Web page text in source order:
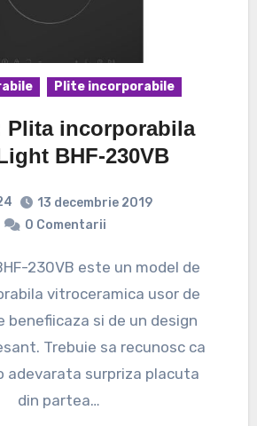
Plite incorporabile
Plita incorporabila
BHF-230VB
13 decembrie 2019
0 Comentarii
vitroceramica usor de
benefiicaza si de un design
Trebuie sa recunosc ca
adevarata surpriza placuta
din partea…